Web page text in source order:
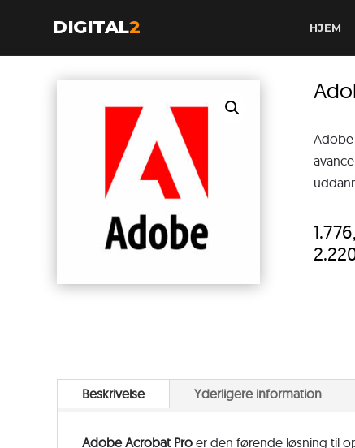
DIGITAL2 HJEM
Adobe
Beskrivelse Yderligere information
Adobe Acrobat Proer den førende løsning til